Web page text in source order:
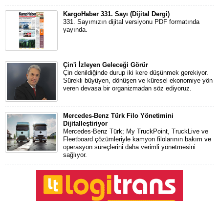
KargoHaber 331. Sayı (Dijital Dergi)
331. Sayımızın dijital versiyonu PDF formatında
yayında.
Çin'i İzleyen Geleceği Görür
Çin denildiğinde durup iki kere düşünmek gerekiyor.
Sürekli büyüyen, dönüşen ve küresel ekonomiye yön
veren devasa bir organizmadan söz ediyoruz.
Mercedes-Benz Türk Filo Yönetimini
Dijitalleştiriyor
Mercedes-Benz Türk; My TruckPoint, TruckLive ve
Fleetboard çözümleriyle kamyon filolarının bakım ve
operasyon süreçlerini daha verimli yönetmesini
sağlıyor.